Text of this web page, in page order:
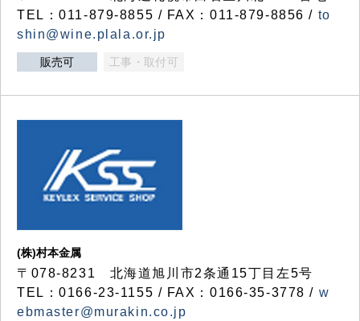
TEL：011-879-8855 / FAX：011-879-8856 / to
shin@wine.plala.or.jp
販売可 工事・取付可
(株)村本金属
〒078-8231 北海道旭川市2条通15丁目左5号
TEL：0166-23-1155 / FAX：0166-35-3778 / w
ebmaster@murakin.co.jp